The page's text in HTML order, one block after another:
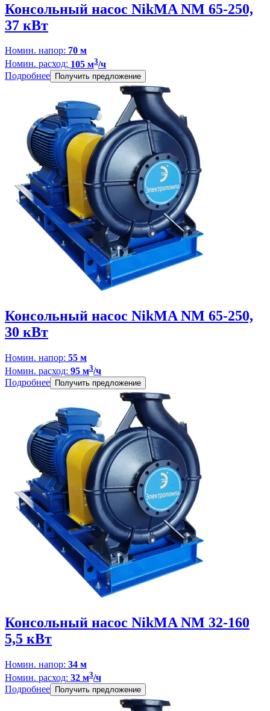
Консольный насос NikMA NM 65-250,
37 кВт
Номин. напор: 70 м
Номин. расход: 105 м3/ч
Подробнее
Получить предложение
Консольный насос NikMA NM 65-250,
30 кВт
Номин. напор: 55 м
Номин. расход: 95 м3/ч
Подробнее
Получить предложение
Консольный насос NikMA NM 32-160
5,5 кВт
Номин. напор: 34 м
Номин. расход: 32 м3/ч
Подробнее
Получить предложение